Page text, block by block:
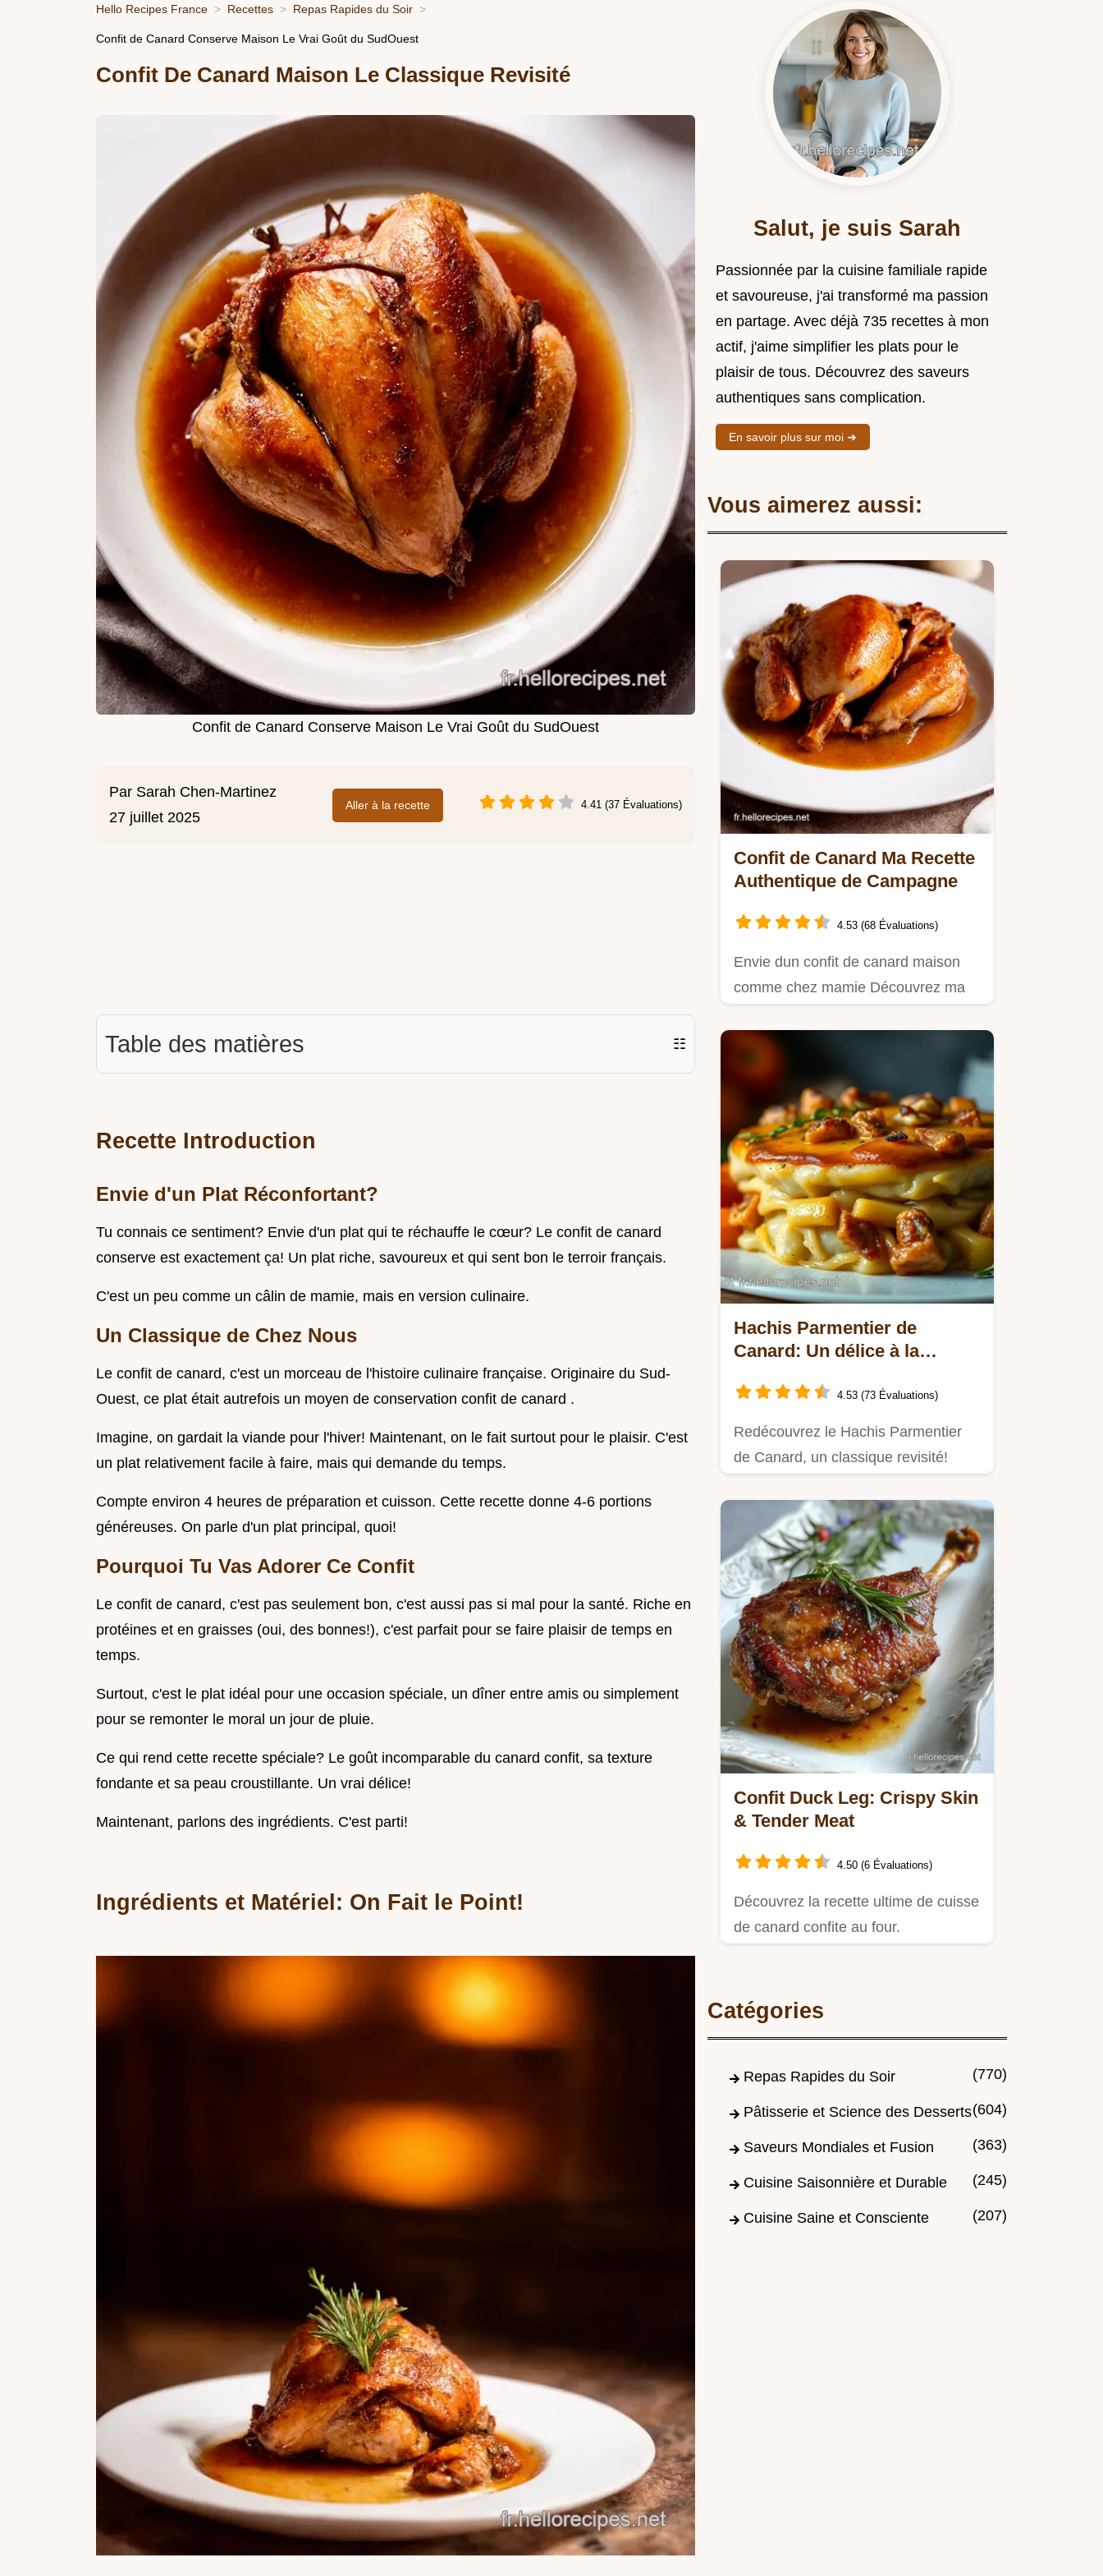
Hello Recipes France Recettes Repas Rapides du Soir
Confit de Canard Conserve Maison Le Vrai Goût du SudOuest
Confit De Canard Maison Le Classique Revisité
Confit de Canard Conserve Maison Le Vrai Goût du SudOuest
Par Sarah Chen-Martinez
27 juillet 2025
Aller à la recette 4.41 (37 Évaluations)
Table des matières ☷
Recette Introduction
Envie d'un Plat Réconfortant?
Tu connais ce sentiment? Envie d'un plat qui te réchauffe le cœur? Le confit de canard
conserve est exactement ça! Un plat riche, savoureux et qui sent bon le terroir français.
C'est un peu comme un câlin de mamie, mais en version culinaire.
Un Classique de Chez Nous
Le confit de canard, c'est un morceau de l'histoire culinaire française. Originaire du Sud-
Ouest, ce plat était autrefois un moyen de conservation confit de canard .
Imagine, on gardait la viande pour l'hiver! Maintenant, on le fait surtout pour le plaisir. C'est
un plat relativement facile à faire, mais qui demande du temps.
Compte environ 4 heures de préparation et cuisson. Cette recette donne 4-6 portions
généreuses. On parle d'un plat principal, quoi!
Pourquoi Tu Vas Adorer Ce Confit
Le confit de canard, c'est pas seulement bon, c'est aussi pas si mal pour la santé. Riche en
protéines et en graisses (oui, des bonnes!), c'est parfait pour se faire plaisir de temps en
temps.
Surtout, c'est le plat idéal pour une occasion spéciale, un dîner entre amis ou simplement
pour se remonter le moral un jour de pluie.
Ce qui rend cette recette spéciale? Le goût incomparable du canard confit, sa texture
fondante et sa peau croustillante. Un vrai délice!
Maintenant, parlons des ingrédients. C'est parti!
Ingrédients et Matériel: On Fait le Point!
Salut, je suis Sarah
Passionnée par la cuisine familiale rapide
et savoureuse, j'ai transformé ma passion
en partage. Avec déjà 735 recettes à mon
actif, j'aime simplifier les plats pour le
plaisir de tous. Découvrez des saveurs
authentiques sans complication.
En savoir plus sur moi ➜
Vous aimerez aussi:
Confit de Canard Ma Recette
Authentique de Campagne
4.53 (68 Évaluations)
Envie dun confit de canard maison
comme chez mamie Découvrez ma
Hachis Parmentier de
Canard: Un délice à la
4.53 (73 Évaluations)
Redécouvrez le Hachis Parmentier
de Canard, un classique revisité!
Confit Duck Leg: Crispy Skin
& Tender Meat
4.50 (6 Évaluations)
Découvrez la recette ultime de cuisse
de canard confite au four.
Catégories
Repas Rapides du Soir (770)
Pâtisserie et Science des Desserts(604)
Saveurs Mondiales et Fusion (363)
Cuisine Saisonnière et Durable (245)
Cuisine Saine et Consciente (207)